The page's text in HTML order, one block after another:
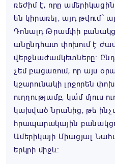
ռեժիմ է, որը
են կիրառել, այդ թվում՝
Դոնալդ Թրամփի
անընդհատ փոխում է
վերջնաժամկետները։
չեմ բացառում, որ այս
կշարունակի լրջորեն
ուղղությամբ, կա՛մ մյուս
կախված նրանից, թե
հրապարակային
Ամերիկայի Միացյալ
երկրի միջև։